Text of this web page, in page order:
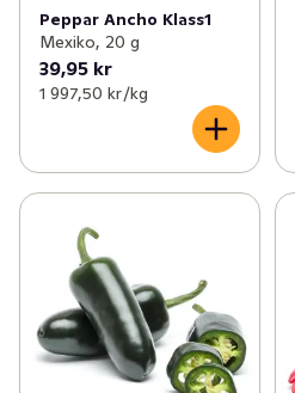
Peppar Ancho Klass1
Mexiko, 20 g
39,95 kr
1 997,50 kr /kg